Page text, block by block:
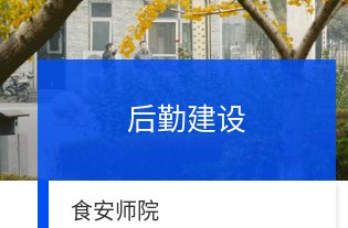
后勤建设
食安师院